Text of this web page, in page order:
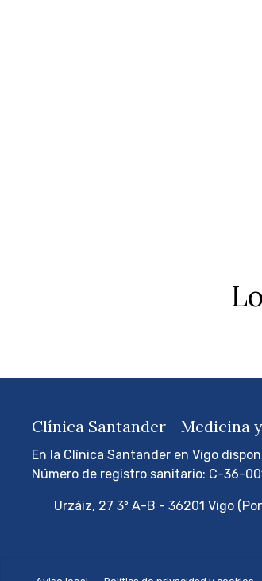
Clínica Santander - Medicina
En la Clínica Santander en Vigo
Número de registro sanitario: C-36-
Urzáiz, 27 3º A-B - 36201 Vigo